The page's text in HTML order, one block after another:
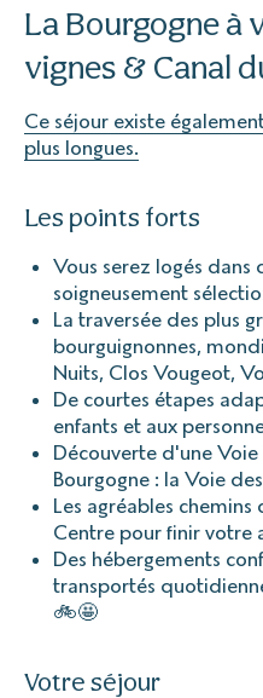
La Bourgogne à
vignes & Canal
Ce séjour existe
plus longues.
Les points forts
Vous serez logés dans
soigneusement
La traversée des plus
bourguignonnes,
Nuits, Clos Vougeot,
De courtes étapes
enfants et aux
Découverte d'une
Bourgogne : la Voie
Les agréables
Centre pour finir votre
Des hébergements
transportés
🚲🤩
Votre séjour